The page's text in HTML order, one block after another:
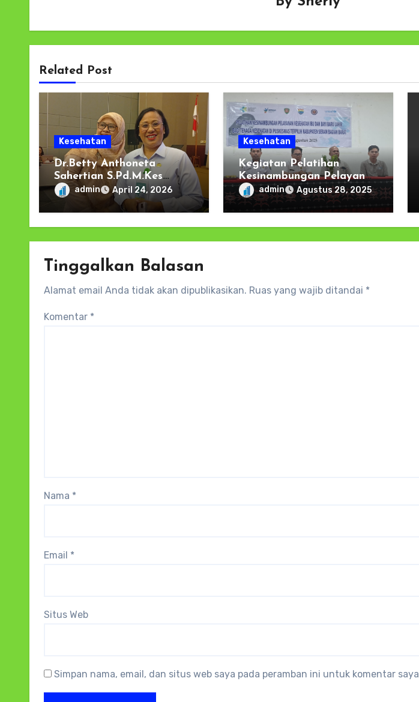
Related Post
Kesehatan
Dr.Betty Anthoneta
Sahertian S.Pd.M.Kes
Poltekkes Kemenkes
Maluku; Penutupan
_Participatory Workshop_
Studi UNDERVAC-ID FKUI
admin April 24, 2026
Kesehatan
Kegiatan Pelatihan
Kesinambungan Pelayanan
Kesehatan Ibu dan Bayi
Baru Lahir
admin Agustus 28, 2025
Tinggalkan Balasan
Alamat email Anda tidak akan dipublikasikan. Ruas yang wajib ditandai *
Komentar *
Nama *
Email *
Situs Web
Simpan nama, email, dan situs web saya pada peramban ini untuk komentar